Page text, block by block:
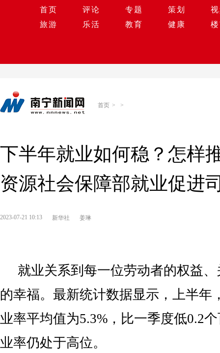
首页 评论 专题 策划
旅游
乐活 教育 健康
首页 > >
下半年就业如何稳？怎
资源社会保障部就业促进
2023-07-21 10:13 新华社 姜琳
就业关系到每一位劳动者的权益
的幸福。最新统计数据显示，上半年
业率平均值为5.3%，比一季度低0.2
业率仍处于高位。